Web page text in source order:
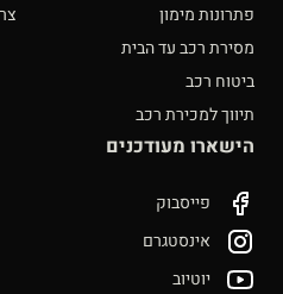
פתרונות מימון
מסירת רכב עד הבית
ביטוח רכב
תיווך למכירת רכב
הישארו מעודכנים
פייסבוק
אינסטגרם
יוטיוב